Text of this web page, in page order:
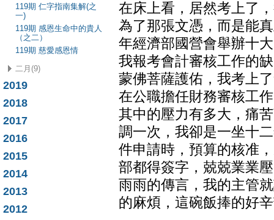
119期 仁字指南集解(之
一)
119期 感恩生命中的貴人
（之二）
119期 慈愛感恩情
二月(9)
2019
2018
2017
2016
2015
2014
2013
2012
在床上看，居然考上了
為了那張文憑，而是能
年經濟部國營會舉辦十
我報考會計審核工作的
蒙佛菩薩護佑，我考上
在公職擔任財務審核工
其中的壓力有多大，痛
調一次，我卻是一坐十
件申請時，預算的核准
部都得簽字，兢兢業業
雨雨的傳言，我的主管
的麻煩，這碗飯捧的好